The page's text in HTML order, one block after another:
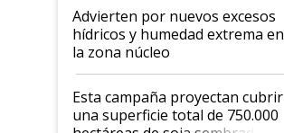
Advierten por nuevos excesos
hídricos y humedad extrema en
la zona núcleo
Esta campaña proyectan cubrir
una superficie total de 750.000